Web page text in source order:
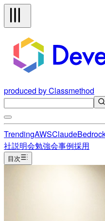
produced by Classmethod
TrendingAWSClaude
社説明会勉強会事例採用
目次